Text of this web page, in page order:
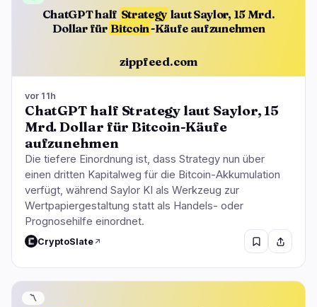
ChatGPT half Strategy laut Saylor, 15 Mrd.
Dollar für Bitcoin-Käufe aufzunehmen
zippfeed.com
vor 11h
ChatGPT half Strategy laut Saylor, 15
Mrd. Dollar für Bitcoin-Käufe
aufzunehmen
Die tiefere Einordnung ist, dass Strategy nun über
einen dritten Kapitalweg für die Bitcoin-Akkumulation
verfügt, während Saylor KI als Werkzeug zur
Wertpapiergestaltung statt als Handels- oder
Prognosehilfe einordnet.
CryptoSlate
〽️